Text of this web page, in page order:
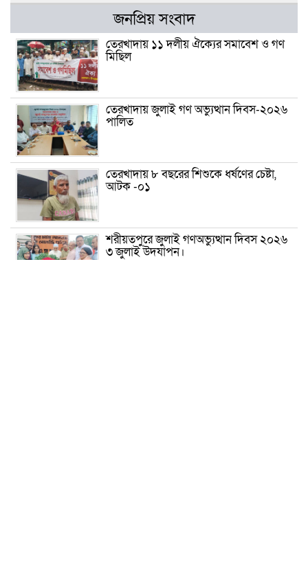
জনপ্রিয় সংবাদ
তেরখাদায় ১১ দলীয় ঐক্যের সমাবেশ ও গণ
মিছিল
তেরখাদায় জুলাই গণ অভ্যুত্থান দিবস-২০২৬
পালিত
তেরখাদায় ৮ বছরের শিশুকে ধর্ষণের চেষ্টা,
আটক -০১
শরীয়তপুরে জুলাই গণঅভ্যুত্থান দিবস ২০২৬
৩ জুলাই উদযাপন।